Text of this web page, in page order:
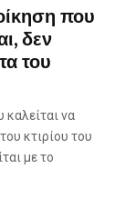
που
δεν
του
να
κτιρίου του
με το